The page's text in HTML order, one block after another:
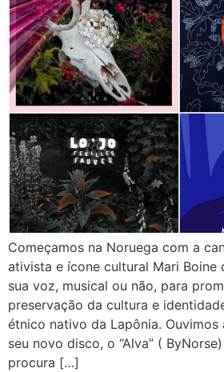
Começamos na Noruega com a
ativista e ícone cultural Mari Boine
sua voz, musical ou não, para
preservação da cultura e
étnico nativo da Lapônia. Ouvimos
seu novo disco, o “Alva” (
procura […]